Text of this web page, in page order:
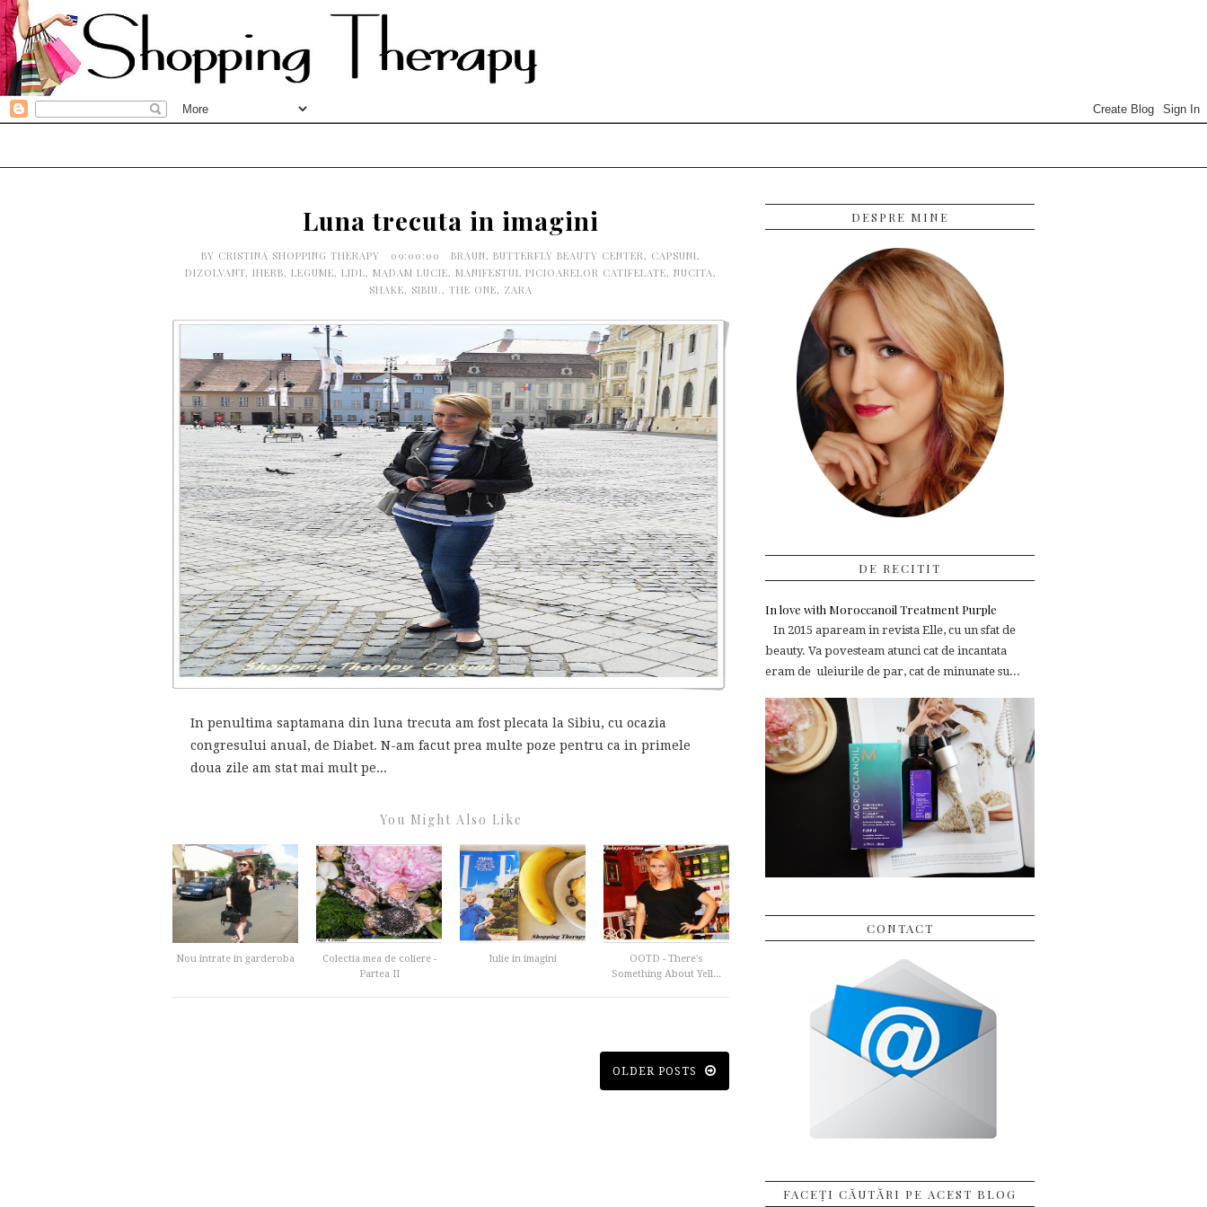
Luna trecuta in imagini
BY CRISTINA SHOPPING THERAPY 09:00:00 BRAUN, BUTTERFLY BEAUTY CENTER, CAPSUNI,
DIZOLVANT, IHERB, LEGUME, LIDL, MADAM LUCIE, MANIFESTUL PICIOARELOR CATIFELATE, NUCITA,
SHAKE, SIBIU., THE ONE, ZARA
In penultima saptamana din luna trecuta am fost plecata la Sibiu, cu ocazia
congresului anual, de Diabet. N-am facut prea multe poze pentru ca in primele
doua zile am stat mai mult pe...
You Might Also Like
Nou intrate in garderoba
Colectia mea de coliere -
Partea II
Iulie in imagini
OOTD - There's
Something About Yell...
OLDER POSTS
DESPRE MINE
DE RECITIT
In love with Moroccanoil Treatment Purple
In 2015 apaream in revista Elle, cu un sfat de
beauty. Va povesteam atunci cat de incantata
eram de uleiurile de par, cat de minunate su...
CONTACT
FACEȚI CĂUTĂRI PE ACEST BLOG